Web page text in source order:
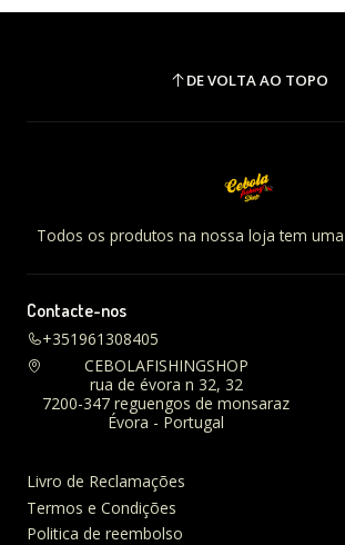
DE VOLTA AO TOPO
Todos os produtos na nossa loja tem uma
Contacte-nos
+351961308405
CEBOLAFISHINGSHOP
rua de évora n 32, 32
7200-347 reguengos de monsaraz
Évora - Portugal
Livro de Reclamações
Termos e Condições
Politica de reembolso